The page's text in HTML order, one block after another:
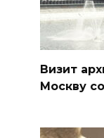
Визит
Москву